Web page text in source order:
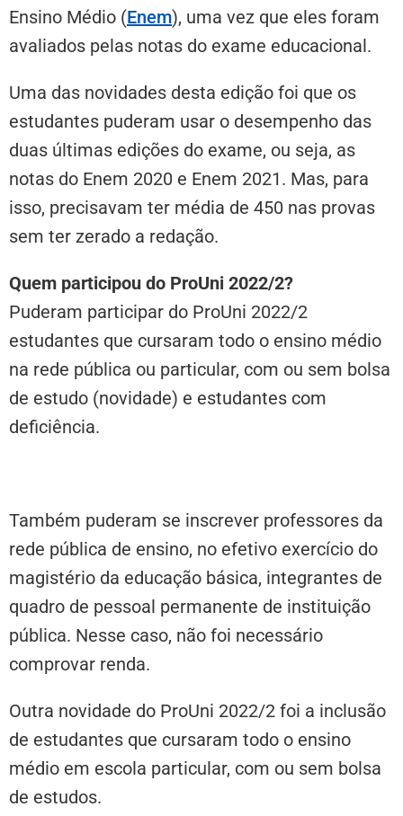
Ensino Médio (Enem), uma vez que eles foram
avaliados pelas notas do exame educacional.
Uma das novidades desta edição foi que os
estudantes puderam usar o desempenho das
duas últimas edições do exame, ou seja, as
notas do Enem 2020 e Enem 2021. Mas, para
isso, precisavam ter média de 450 nas provas
sem ter zerado a redação.
Quem participou do ProUni 2022/2?
Puderam participar do ProUni 2022/2
estudantes que cursaram todo o ensino médio
na rede pública ou particular, com ou sem bolsa
de estudo (novidade) e estudantes com
deficiência.
Também puderam se inscrever professores da
rede pública de ensino, no efetivo exercício do
magistério da educação básica, integrantes de
quadro de pessoal permanente de instituição
pública. Nesse caso, não foi necessário
comprovar renda.
Outra novidade do ProUni 2022/2 foi a inclusão
de estudantes que cursaram todo o ensino
médio em escola particular, com ou sem bolsa
de estudos.